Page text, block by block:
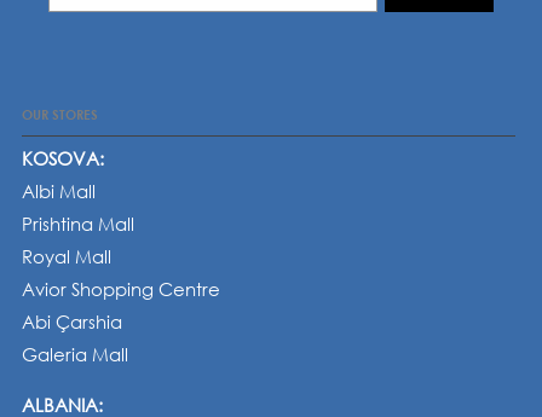
OUR STORES
KOSOVA:
Albi Mall
Prishtina Mall
Royal Mall
Avior Shopping Centre
Abi Çarshia
Galeria Mall
ALBANIA: